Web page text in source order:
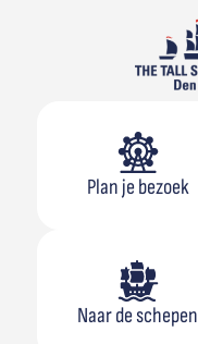
Plan je bezoek
Naar de schepen